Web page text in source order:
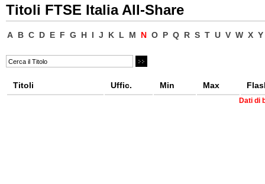
Titoli FTSE Italia All-Share
A B C D E F G H I J K L M N O P Q R S T U V W X Y
Titoli Uffic. Min Max
Dati di